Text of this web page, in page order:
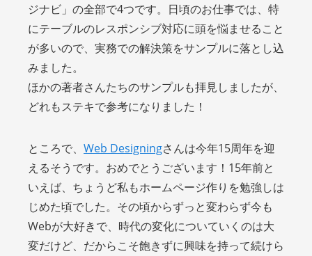
ジナビ」の全部で4つです。日頃のお仕事では、特
にテーブルのレスポンシブ対応に頭を悩ませること
が多いので、実務での解決策をサンプルに落とし込
みました。
ほかの著者さんたちのサンプルも拝見しましたが、
どれもステキで参考になりました！
ところで、 Web Designingさんは今年15周年を迎
えるそうです。おめでとうございます！15年前と
いえば、ちょうど私もホームページ作りを勉強しは
じめた頃でした。その頃からずっと変わらず今も
Webが大好きで、時代の変化についていくのは大
変だけど、だからこそ飽きずに興味を持って続けら